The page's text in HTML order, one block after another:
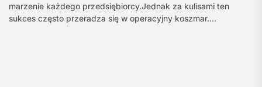
marzenie każdego przedsiębiorcy.Jednak za kulisami ten
sukces często przeradza się w operacyjny koszmar....